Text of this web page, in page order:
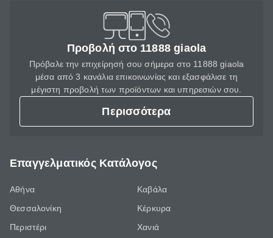
Προβολή στο 11888 giaola
Πρόβαλε την επιχείρησή σου σήμερα στο 11888 giaola
μέσα από 3 κανάλια επικοινωνίας και εξασφάλισε τη
μέγιστη προβολή των προϊόντων και υπηρεσιών σου.
Περισσότερα
Επαγγελματικός Κατάλογος
Αθήνα
Θεσσαλονίκη
Περιστέρι
Καβάλα
Κέρκυρα
Χανιά